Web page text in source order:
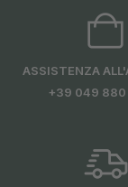
ASSISTENZA
+39 049